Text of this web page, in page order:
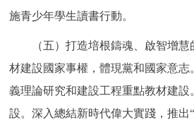
施青少年學生讀書行動。
（五）打造培根鑄魂、啟智增
材建設國家事權，體現黨和國家意志
義理論研究和建設工程重點教材建設
設。深入總結新時代偉大實踐，推出